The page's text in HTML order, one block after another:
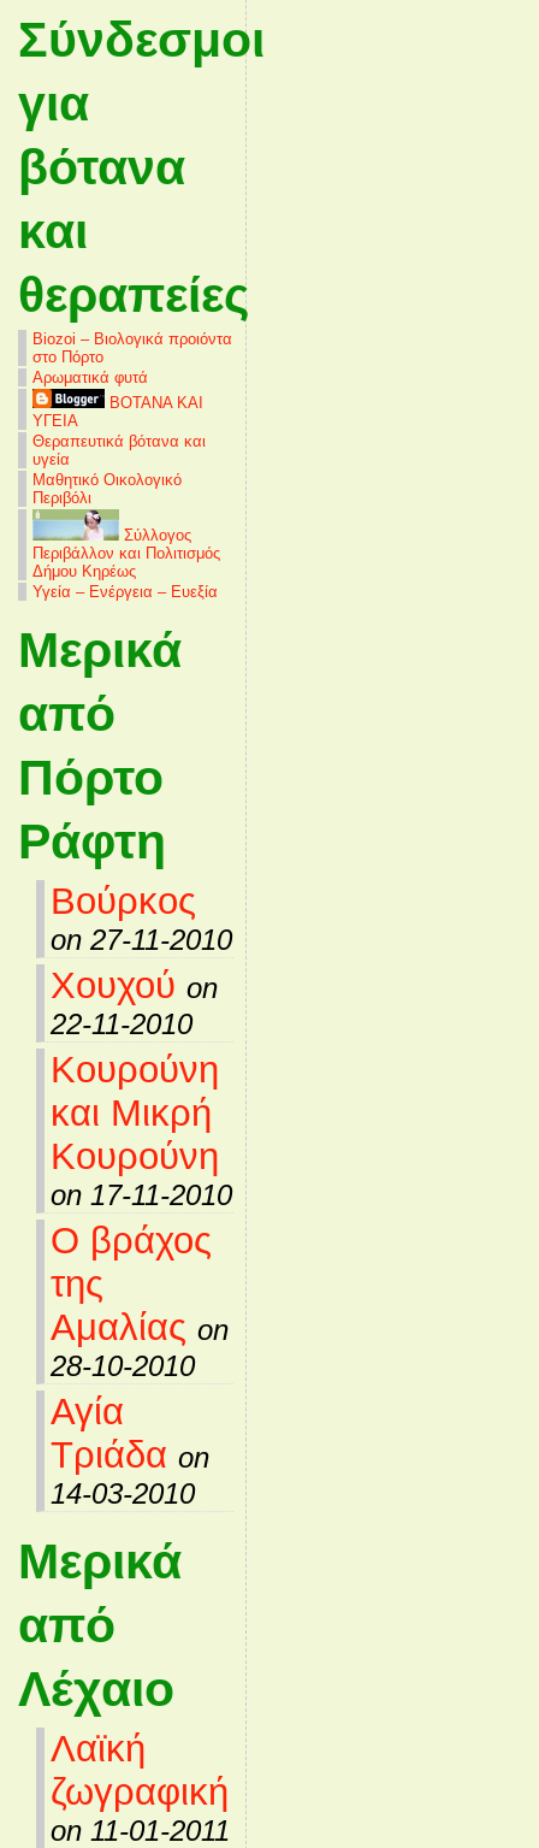
Σύνδεσμοι
για
βότανα
και
θεραπείες
Biozoi – Βιολογικά προιόντα
στο Πόρτο
Αρωματικά φυτά
ΒΟΤΑΝΑ ΚΑΙ
ΥΓΕΙΑ
Θεραπευτικά βότανα και
υγεία
Μαθητικό Οικολογικό
Περιβόλι
Σύλλογος
Περιβάλλον και Πολιτισμός
Δήμου Κηρέως
Υγεία – Ενέργεια – Ευεξία
Μερικά
από
Πόρτο
Ράφτη
Βούρκος
on 27-11-2010
Χουχού on
22-11-2010
Κουρούνη
και Μικρή
Κουρούνη
on 17-11-2010
Ο βράχος
της
Αμαλίας on
28-10-2010
Αγία
Τριάδα on
14-03-2010
Μερικά
από
Λέχαιο
Λαϊκή
ζωγραφική
on 11-01-2011